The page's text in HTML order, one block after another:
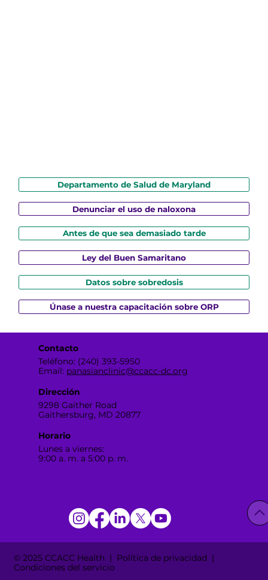
Departamento de Salud de Maryland
Denunciar el uso de naloxona
Antes de que sea demasiado tarde
Ley del Buen Samaritano
Datos sobre sobredosis
Únase a nuestra capacitación sobre ORP
Contacto
Teléfono: (240) 393-5950
Email: panasianclinic@ccacc-dc.org
Dirección
9298 Gaither Road
Gaithersburg, MD 20877
Horario
Lunes a viernes:
9:00 a. m. a 5:00 p. m.
© 2025 CCACC Health | Política de privacidad |
Condiciones del servicio